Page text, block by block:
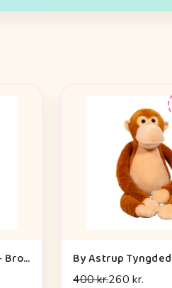
Konges Sløjd Puppy Bag - Brown
400 kr.260 kr.